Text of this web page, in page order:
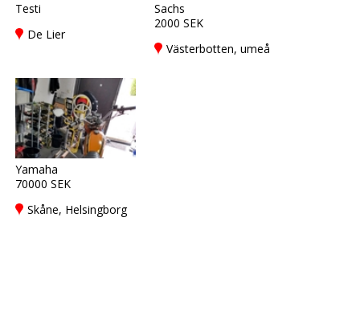
Testi
De Lier
Sachs
2000 SEK
Västerbotten, umeå
Yamaha
70000 SEK
Skåne, Helsingborg